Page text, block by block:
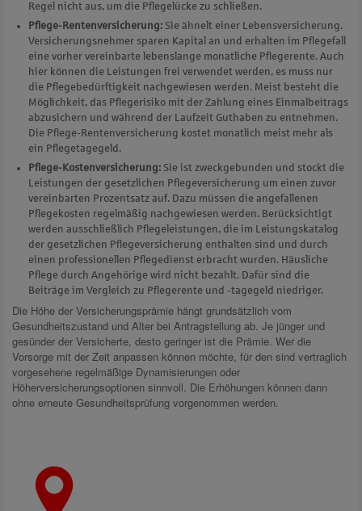
Regel nicht aus, um die Pflegelücke zu schließen.
Pflege-Rentenversicherung: Sie ähnelt einer Lebensversicherung.
Versicherungsnehmer sparen Kapital an und erhalten im Pflegefall
eine vorher vereinbarte lebenslange monatliche Pflegerente. Auch
hier können die Leistungen frei verwendet werden, es muss nur
die Pflegebedürftigkeit nachgewiesen werden. Meist besteht die
Möglichkeit, das Pflegerisiko mit der Zahlung eines Einmalbeitrags
abzusichern und während der Laufzeit Guthaben zu entnehmen.
Die Pflege-Rentenversicherung kostet monatlich meist mehr als
ein Pflegetagegeld.
Pflege-Kostenversicherung: Sie ist zweckgebunden und stockt die
Leistungen der gesetzlichen Pflegeversicherung um einen zuvor
vereinbarten Prozentsatz auf. Dazu müssen die angefallenen
Pflegekosten regelmäßig nachgewiesen werden. Berücksichtigt
werden ausschließlich Pflegeleistungen, die im Leistungskatalog
der gesetzlichen Pflegeversicherung enthalten sind und durch
einen professionellen Pflegedienst erbracht wurden. Häusliche
Pflege durch Angehörige wird nicht bezahlt. Dafür sind die
Beiträge im Vergleich zu Pflegerente und -tagegeld niedriger.
Die Höhe der Versicherungsprämie hängt grundsätzlich vom
Gesundheitszustand und Alter bei Antragstellung ab. Je jünger und
gesünder der Versicherte, desto geringer ist die Prämie. Wer die
Vorsorge mit der Zeit anpassen können möchte, für den sind vertraglich
vorgesehene regelmäßige Dynamisierungen oder
Höherversicherungsoptionen sinnvoll. Die Erhöhungen können dann
ohne erneute Gesundheitsprüfung vorgenommen werden.